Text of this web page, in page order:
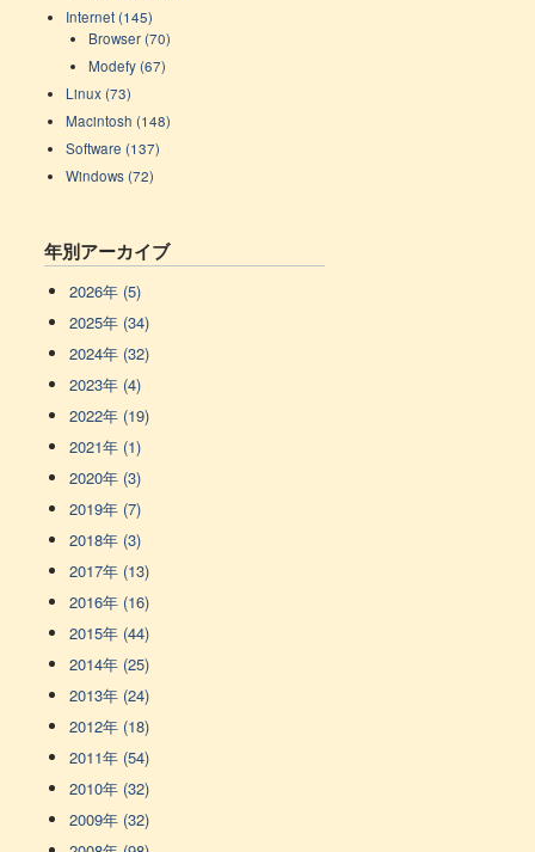
Internet (145)
Browser (70)
Modefy (67)
Linux (73)
Macintosh (148)
Software (137)
Windows (72)
年別アーカイブ
2026年 (5)
2025年 (34)
2024年 (32)
2023年 (4)
2022年 (19)
2021年 (1)
2020年 (3)
2019年 (7)
2018年 (3)
2017年 (13)
2016年 (16)
2015年 (44)
2014年 (25)
2013年 (24)
2012年 (18)
2011年 (54)
2010年 (32)
2009年 (32)